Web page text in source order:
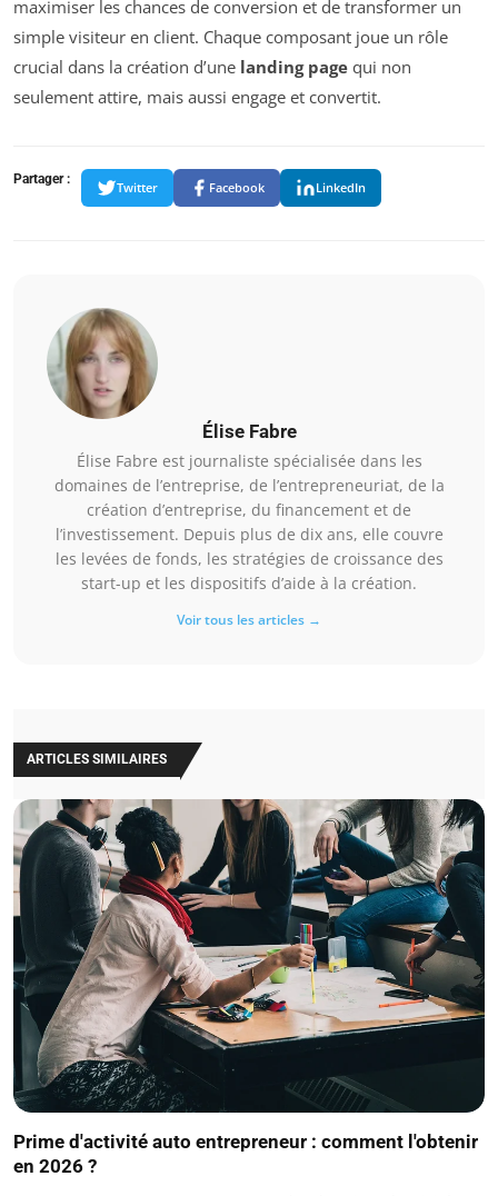
maximiser les chances de conversion et de transformer un
simple visiteur en client. Chaque composant joue un rôle
crucial dans la création d’une landing page qui non
seulement attire, mais aussi engage et convertit.
Partager :
Twitter Facebook LinkedIn
Élise Fabre
Élise Fabre est journaliste spécialisée dans les
domaines de l’entreprise, de l’entrepreneuriat, de la
création d’entreprise, du financement et de
l’investissement. Depuis plus de dix ans, elle couvre
les levées de fonds, les stratégies de croissance des
start-up et les dispositifs d’aide à la création.
Voir tous les articles →
ARTICLES SIMILAIRES
Prime d'activité auto entrepreneur : comment l'obtenir
en 2026 ?